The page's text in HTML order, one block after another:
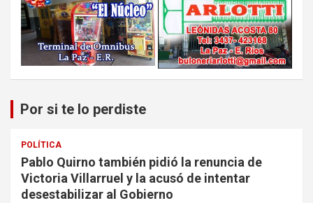
Por si te lo perdiste
POLÍTICA
Pablo Quirno también pidió la renuncia de
Victoria Villarruel y la acusó de intentar
desestabilizar al Gobierno